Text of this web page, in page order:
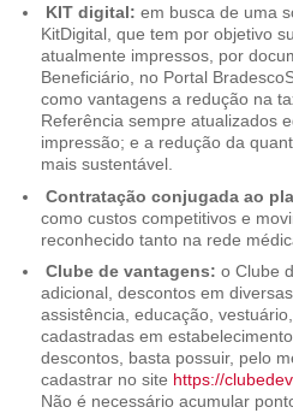
KIT digital: em busca de uma
KitDigital, que tem por objetivo
atualmente impressos, por
Beneficiário, no Portal
como vantagens a redução na
Referência sempre atualizados
impressão; e a redução da
mais sustentável.
Contratação conjugada ao
como custos competitivos e
reconhecido tanto na rede
Clube de vantagens: o Clube
adicional, descontos em
assistência, educação,
cadastradas em
descontos, basta possuir, pelo
cadastrar no site https://
Não é necessário acumular